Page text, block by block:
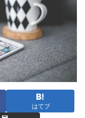
はてブ